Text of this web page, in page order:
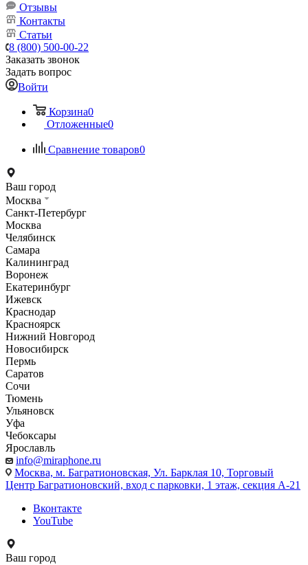
Отзывы
Контакты
Статьи
8 (800) 500-00-22
Заказать звонок
Задать вопрос
Войти
Корзина0
Отложенные0
Сравнение товаров0
Ваш город
Москва
Санкт-Петербург
Москва
Челябинск
Самара
Калининград
Воронеж
Екатеринбург
Ижевск
Краснодар
Красноярск
Нижний Новгород
Новосибирск
Пермь
Саратов
Сочи
Тюмень
Ульяновск
Уфа
Чебоксары
Ярославль
info@miraphone.ru
Москва, м. Багратионовская, Ул. Барклая 10, Торговый
Центр Багратионовский, вход с парковки, 1 этаж, секция А-21
Вконтакте
YouTube
Ваш город